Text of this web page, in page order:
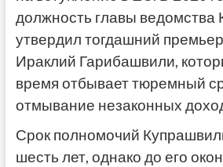
должность главы ведомства
утвердил тогдашний
Ираклий Гарибашвили,
время отбывает тюремный
отмывание незаконных
Срок полномочий
шесть лет, однако до его